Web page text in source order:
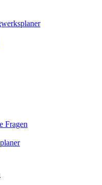
Fragen